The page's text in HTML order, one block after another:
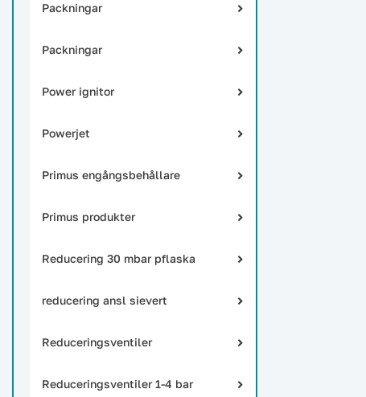
Packningar
Packningar
Power ignitor
Powerjet
Primus engångsbehållare
Primus produkter
Reducering 30 mbar pflaska
reducering ansl sievert
Reduceringsventiler
Reduceringsventiler 1-4 bar